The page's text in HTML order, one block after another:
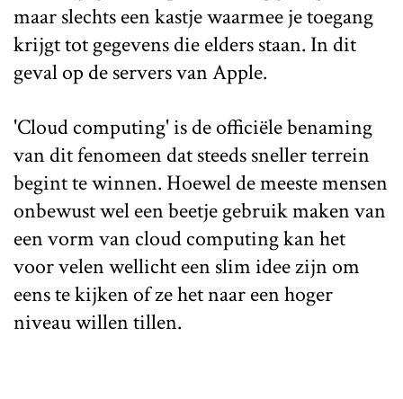
maar slechts een kastje waarmee je toegang
krijgt tot gegevens die elders staan. In dit
geval op de servers van Apple.
'Cloud computing' is de officiële benaming
van dit fenomeen dat steeds sneller terrein
begint te winnen. Hoewel de meeste mensen
onbewust wel een beetje gebruik maken van
een vorm van cloud computing kan het
voor velen wellicht een slim idee zijn om
eens te kijken of ze het naar een hoger
niveau willen tillen.